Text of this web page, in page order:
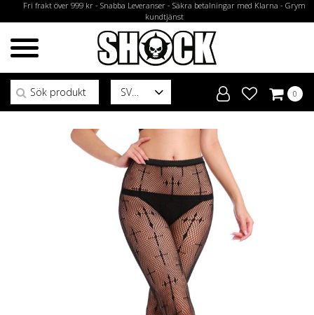
Fri frakt över 999 kr - Snabba Leveranser - Säkra betalningar med Klarna - Grym
kundtjänst
SV
Sök efter:
0